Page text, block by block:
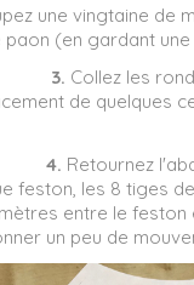
une vingtaine de
paon (en gardant
3. Collez les
de quelques
4. Retournez
feston, les 8 tiges
entre le feston
un peu de